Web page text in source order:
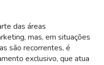
das áreas
mas, em situações
são recorrentes, é
exclusivo, que atua